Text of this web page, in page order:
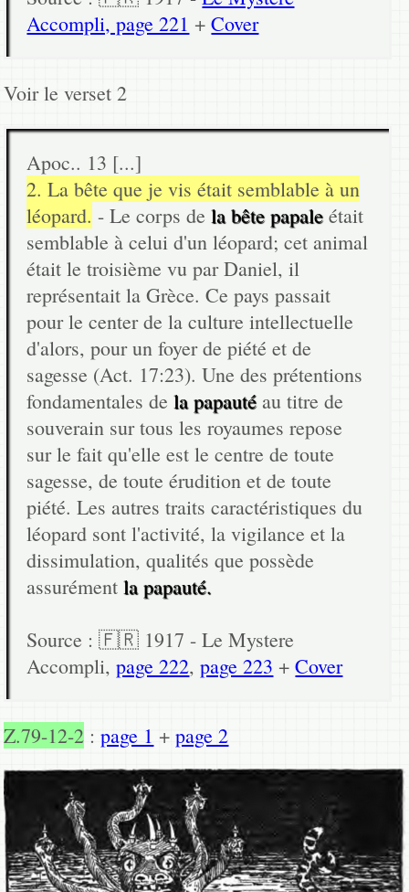
Accompli, page 221 +Cover
Voir le verset 2
Apoc.. 13 [...]
2. La bête que je vis était semblable à un
léopard. - Le corps dela bête papaleétait
semblable à celui d'un léopard; cet animal
était le troisième vu par Daniel, il
représentait la Grèce. Ce pays passait
pour le center de la culture intellectuelle
d'alors, pour un foyer de piété et de
sagesse (Act. 17:23). Une des prétentions
fondamentales dela papautéau titre de
souverain sur tous les royaumes repose
sur le fait qu'elle est le centre de toute
sagesse, de toute érudition et de toute
piété. Les autres traits caractéristiques du
léopard sont l'activité, la vigilance et la
dissimulation, qualités que possède
assurémentla papauté.
Source : 🇫🇷 1917 - Le Mystere
Accompli,page 222,page 223 +Cover
Z.79-12-2 :page 1 +page 2